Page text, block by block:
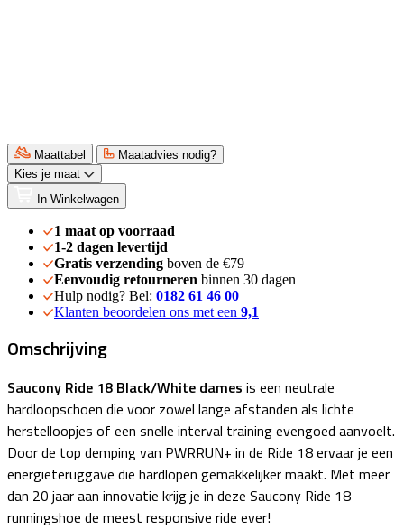
Maattabel
Maatadvies nodig?
Kies je maat
In Winkelwagen
1 maat op voorraad
1-2 dagen levertijd
Gratis verzending boven de €79
Eenvoudig retourneren binnen 30 dagen
Hulp nodig? Bel: 0182 61 46 00
Klanten beoordelen ons met een 9,1
Omschrijving
Saucony Ride 18 Black/White dames is een neutrale
hardloopschoen die voor zowel lange afstanden als lichte
herstelloopjes of een snelle interval training evengoed aanvoelt.
Door de top demping van PWRRUN+ in de Ride 18 ervaar je een
energieteruggave die hardlopen gemakkelijker maakt. Met meer
dan 20 jaar aan innovatie krijg je in deze Saucony Ride 18
runningshoe de meest responsive ride ever!